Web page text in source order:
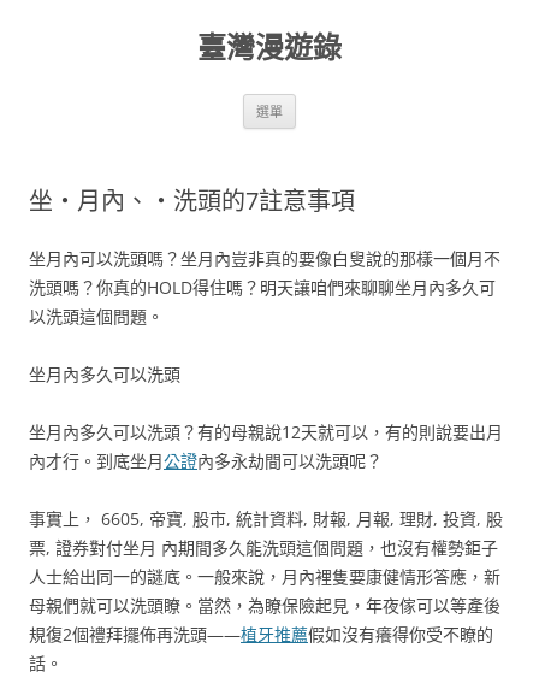
臺灣漫遊錄
選單
坐‧月內、‧洗頭的7註意事項
坐月內可以洗頭嗎？坐月內豈非真的要像白叟說的那樣一個月不
洗頭嗎？你真的HOLD得住嗎？明天讓咱們來聊聊坐月內多久可
以洗頭這個問題。
坐月內多久可以洗頭
坐月內多久可以洗頭？有的母親說12天就可以，有的則說要出月
內才行。到底坐月公證內多永劫間可以洗頭呢？
事實上， 6605, 帝寶, 股市, 統計資料, 財報, 月報, 理財, 投資, 股
票, 證券對付坐月 內期間多久能洗頭這個問題，也沒有權勢鉅子
人士給出同一的謎底。一般來說，月內裡隻要康健情形答應，新
母親們就可以洗頭瞭。當然，為瞭保險起見，年夜傢可以等產後
規復2個禮拜擺佈再洗頭——植牙推薦假如沒有癢得你受不瞭的
話。